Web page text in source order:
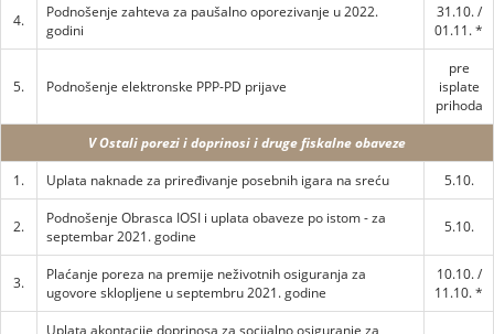
4.
Podnošenje zahteva za paušalno oporezivanje u 2022.
godini
31.10. /
01.11. *
5. Podnošenje elektronske PPP-PD prijave
pre
isplate
prihoda
V Ostali porezi i doprinosi i druge fiskalne obaveze
1.
Uplata naknade za priređivanje posebnih igara na sreću 5.10.
2.
Podnošenje Obrasca IOSI i uplata obaveze po istom - za
septembar 2021. godine
5.10.
3.
Plaćanje poreza na premije neživotnih osiguranja za
ugovore sklopljene u septembru 2021. godine
10.10. /
11.10. *
Uplata akontacije doprinosa za socijalno osiguranje za